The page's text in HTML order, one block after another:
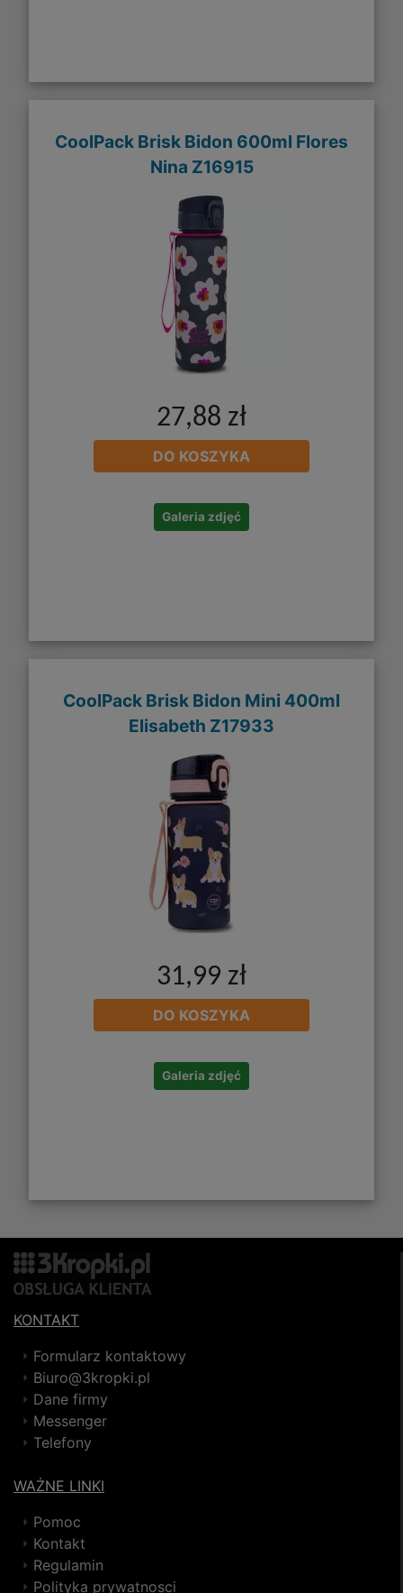
CoolPack Brisk Bidon 600ml Flores
Nina Z16915
27,88 zł
DO KOSZYKA
Galeria zdjęć
CoolPack Brisk Bidon Mini 400ml
Elisabeth Z17933
31,99 zł
DO KOSZYKA
Galeria zdjęć
KONTAKT
Formularz kontaktowy
Biuro@3kropki.pl
Dane firmy
Messenger
Telefony
WAŻNE LINKI
Pomoc
Kontakt
Regulamin
Polityka prywatnosci